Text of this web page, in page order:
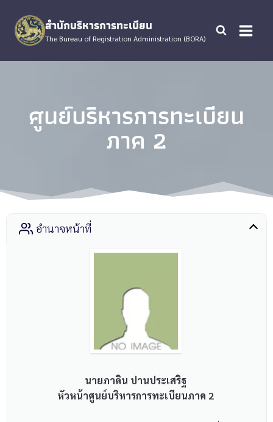
content
สำนักบริหารการทะเบียน
The Bureau of Registration Administration (BORA)
ศูนย์บริหารการทะเบียน
ภาค 2
อำนาจหน้าที่
นายภาคิน ปานประเสริฐ
หัวหน้าศูนย์บริหารการทะเบียนภาค 2